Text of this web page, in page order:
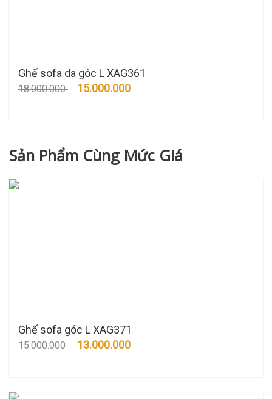
Ghế sofa da góc L XAG361
18.000.000 15.000.000
Sản Phẩm Cùng Mức Giá
Ghế sofa góc L XAG371
15.000.000 13.000.000